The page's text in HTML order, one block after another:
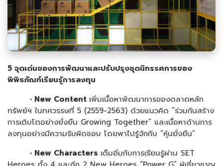
5 จุดเด่นของการพัฒนาและปรับปรุงชุดนิทรรศการของ
พิพิธภัณฑ์เรียนรู้การลงทุน
• New Content เพิ่มเนื้อหาพัฒนาการของตลาดหลัก
ทรัพย์ฯ ในทศวรรษที่ 5 (2559-2563) ด้วยแนวคิด “ร่วมกันสร้าง
การเติบโตอย่างยั่งยืน Growing Together” และเนื้อหาด้านการ
ลงทุนอย่างมีความรับผิดชอบ โดยพาไปรู้จักกับ “หุ้นยั่งยืน”
• New Characters เต็มอิ่มกับการเรียนรู้ผ่าน SET